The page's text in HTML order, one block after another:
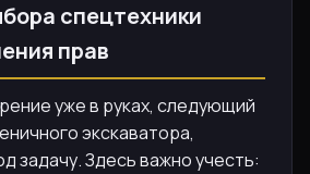
спецтехники
прав
уже в руках, следующий
экскаватора,
задачу. Здесь важно учесть: